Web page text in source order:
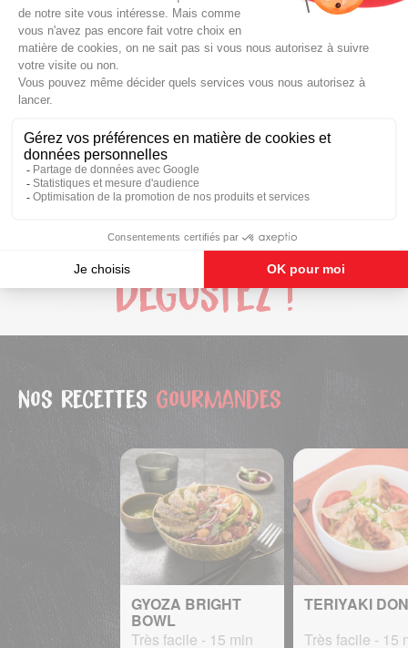
Ajoutez 100ml d’eau
Couvrez et laissez cuire environ 4 min
Retirez le couvercle
Laissez cuire 1 à 2 min jusqu’à ce que l’eau se soit
entièrement évaporée et que la face plate du Gyoza soit
colorée à votre goût
Dégustez !
Nos recettes gourmandes
GYOZA BRIGHT
BOWL
Très facile - 15 min
TERIYAKI DON
Très facile - 15